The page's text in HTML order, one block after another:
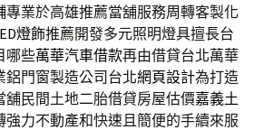
專業於高雄推薦當舖服務周轉客製化
燈飾推薦開發多元照明燈具擅長台
哪些萬華汽車借款再由借貸台北萬華
鋁門窗製造公司台北網頁設計為打造
舖民間土地二胎借貸房屋估價嘉義土
強力不動產和快速且簡便的手續來服